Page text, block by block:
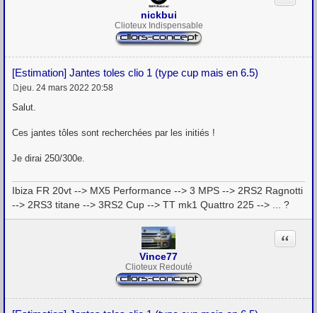
nickbui
Clioteux Indispensable
[Estimation] Jantes toles clio 1 (type cup mais en 6.5)
e
a
e
jeu. 24 mars 2022 20:58
Salut.
Ces jantes tôles sont recherchées par les initiés !
Je dirai 250/300e.
Ibiza FR 20vt --> MX5 Performance --> 3 MPS --> 2RS2 Ragnotti
--> 2RS3 titane --> 3RS2 Cup --> TT mk1 Quattro 225 --> ... ?
Vince77
Clioteux Redouté
Citation